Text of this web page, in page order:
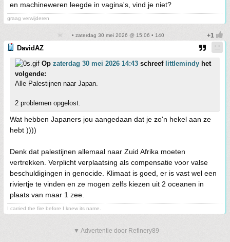
en machineweren leegde in vagina's, vind je niet?
graag verwijderen
• zaterdag 30 mei 2026 @ 15:06 • 140
DavidAZ
Op zaterdag 30 mei 2026 14:43 schreef littlemindy het
volgende:
Alle Palestijnen naar Japan.
2 problemen opgelost.
Wat hebben Japaners jou aangedaan dat je zo'n hekel aan ze
hebt ))))
Denk dat palestijnen allemaal naar Zuid Afrika moeten
vertrekken. Verplicht verplaatsing als compensatie voor valse
beschuldigingen in genocide. Klimaat is goed, er is vast wel een
riviertje te vinden en ze mogen zelfs kiezen uit 2 oceanen in
plaats van maar 1 zee.
I carried the fire before I knew its name.
▼ Advertentie door Refinery89